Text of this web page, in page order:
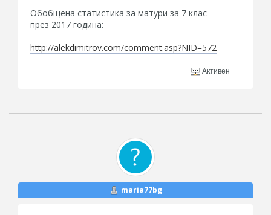
Обобщена статистика за матури за 7 клас
през 2017 година:
http://alekdimitrov.com/comment.asp?NID=572
Активен
maria77bg